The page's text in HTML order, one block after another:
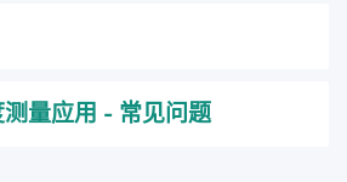
量应用 - 常见问题